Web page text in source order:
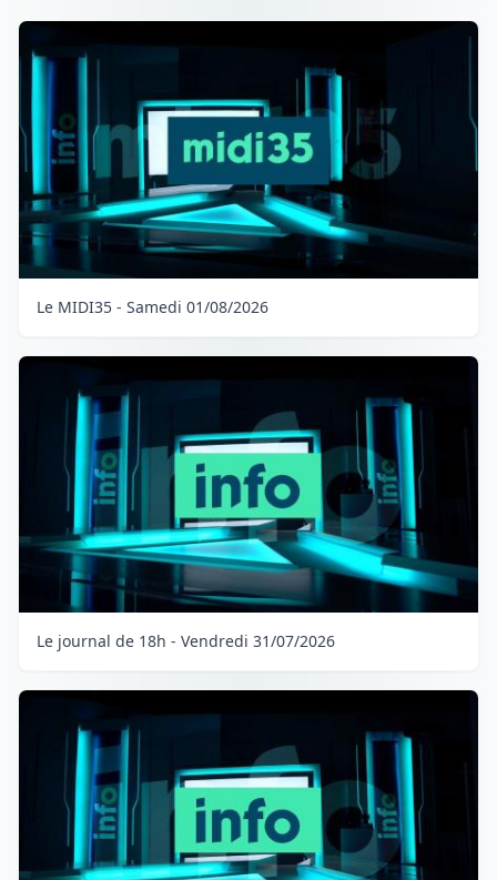
Le MIDI35 - Samedi 01/08/2026
Le journal de 18h - Vendredi 31/07/2026